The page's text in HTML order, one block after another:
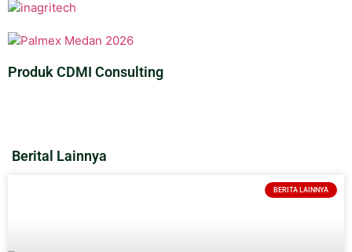
Produk CDMI Consulting
Berital Lainnya
BERITA LAINNYA